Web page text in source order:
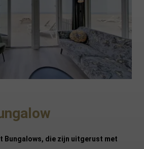
Bungalows, die zijn uitgerust met